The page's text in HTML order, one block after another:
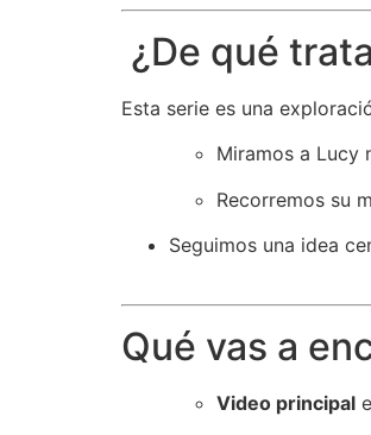
¿De qué
Esta serie es una
Miramos a Lucy
Recorremos su
Seguimos una idea
Qué vas a
Video principal